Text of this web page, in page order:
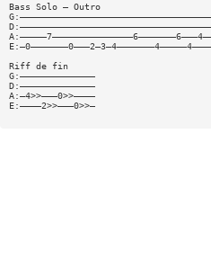
Bass Solo — Outro
Riff de fin
G:——————————————
D:——————————————
A:—4>>———0>>————
E:————2>>———0>>—